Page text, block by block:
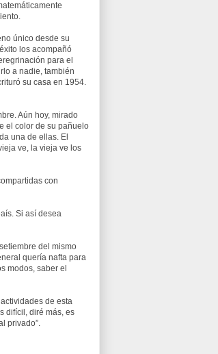
único desde su
los acompañó
para el
a nadie, también
su casa en 1954.
Aún hoy, mirado
el color de su pañuelo
una de ellas. El
ve, la vieja ve los
con
Si así desea
del mismo
quería nafta para
modos, saber el
de esta
difícil, diré más, es
privado”.